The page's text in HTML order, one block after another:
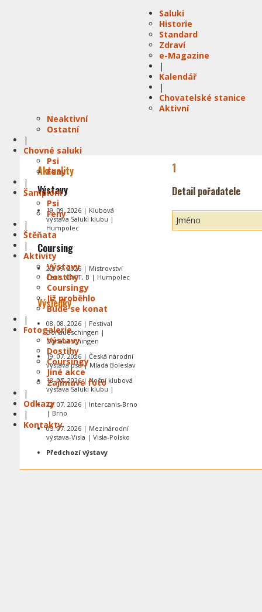
Saluki
Historie
Standard
Zdraví
e-Magazine
|
Kalendář
|
Chovatelské stanice
Aktivní
Neaktivní
Ostatní
|
Chovné saluki
Psi
Feny
|
Šampióni
Psi
Feny
|
Štěňata
|
Aktivity
Výstavy
Dostihy
Coursingy
Již proběhlo
Bude se konat
|
Fotogalerie
Výstavy
Dostihy
Coursingy
Jiné akce
Zajímavé foto
|
Odkazy
|
Kontakty
1
Detail pořadatele
Jméno
Aktuality
Výstavy
19. 09. 2026 | Klubová
výstava Saluki klubu |
Humpolec
Coursing
20. 09. 2026 | Mistrovství
Čech, CACT, B | Humpolec
Výsledky
08. 08. 2026 | Festival
Donaueschingen |
Donaueschingen
19. 07. 2026 | Česká národní
výstava psů | Mladá Boleslav
18. 07. 2026 | Noční klubová
výstava Saluki klubu |
12. 07. 2026 | Intercanis-Brno
| Brno
05. 07. 2026 | Mezinárodní
výstava-Visla | Visla-Polsko
Předchozí výstavy